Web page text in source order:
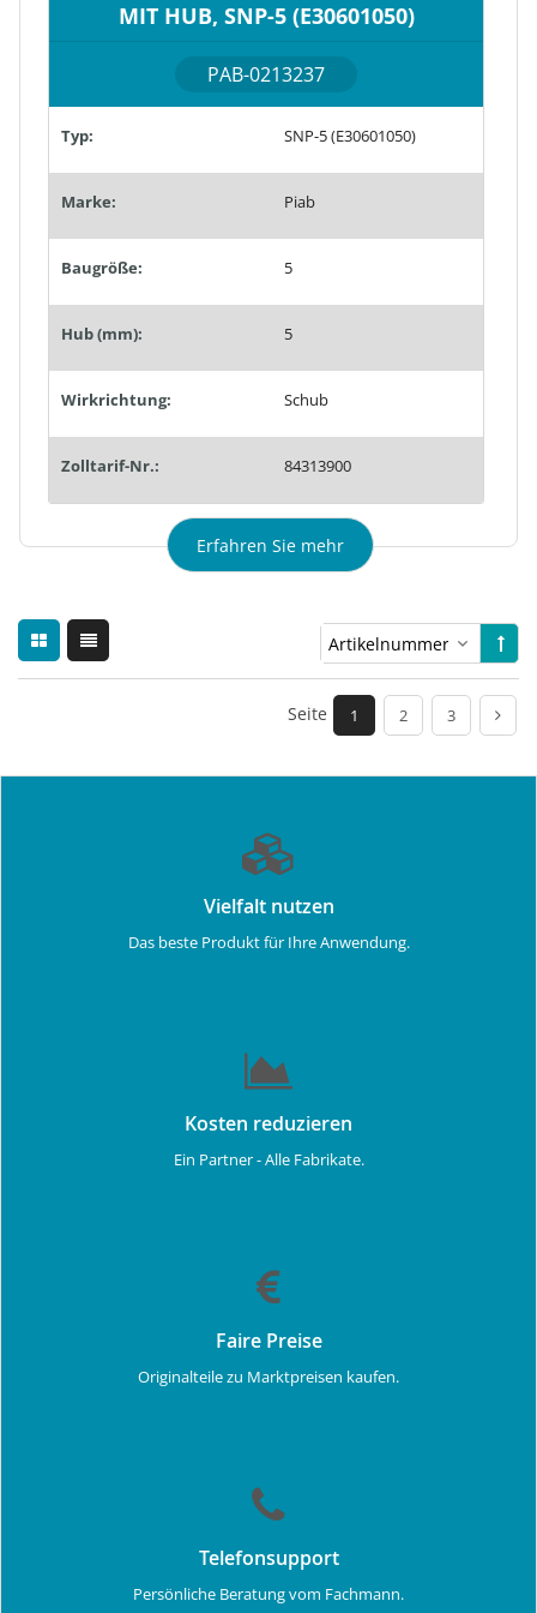
MIT HUB, SNP-5 (E30601050)
PAB-0213237
Typ: SNP-5 (E30601050)
Marke: Piab
Baugröße: 5
Hub (mm): 5
Wirkrichtung: Schub
Zolltarif-Nr.: 84313900
Erfahren Sie mehr
Seite 1 2 3
Vielfalt nutzen
Das beste Produkt für Ihre Anwendung.
Kosten reduzieren
Ein Partner - Alle Fabrikate.
Faire Preise
Originalteile zu Marktpreisen kaufen.
Telefonsupport
Persönliche Beratung vom Fachmann.